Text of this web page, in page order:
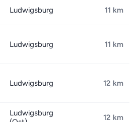
Ludwigsburg 11 km
Ludwigsburg 11 km
Ludwigsburg 12 km
Ludwigsburg
12 km